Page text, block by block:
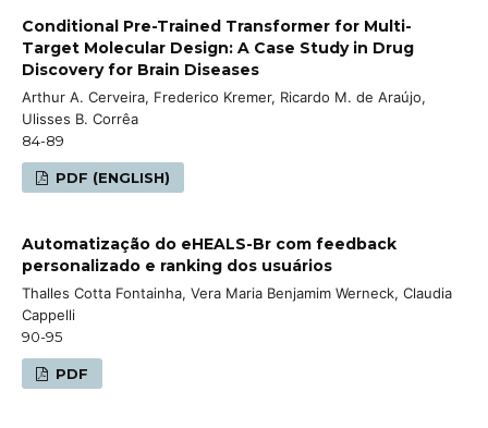
Conditional Pre-Trained Transformer for Multi-
Target Molecular Design: A Case Study in Drug
Discovery for Brain Diseases
Arthur A. Cerveira, Frederico Kremer, Ricardo M. de Araújo,
Ulisses B. Corrêa
84-89
PDF (ENGLISH)
Automatização do eHEALS-Br com feedback
personalizado e ranking dos usuários
Thalles Cotta Fontainha, Vera Maria Benjamim Werneck, Claudia
Cappelli
90-95
PDF